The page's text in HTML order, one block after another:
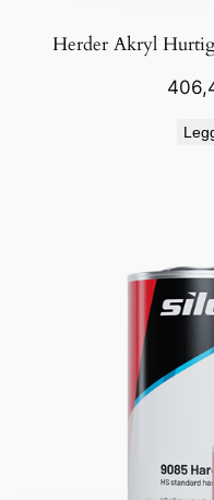
Herder Akryl